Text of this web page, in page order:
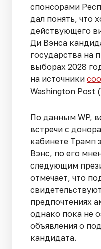
спонсорами
дал понять, что
действующего
Ди Вэнса
государства на
выборах 2028
на источники
Washington Post
По данным WP,
встречи с
кабинете Трамп
Вэнс, по его
следующим
отмечает, что
предпочтениях
однако пока не
объявления о
кандидата.